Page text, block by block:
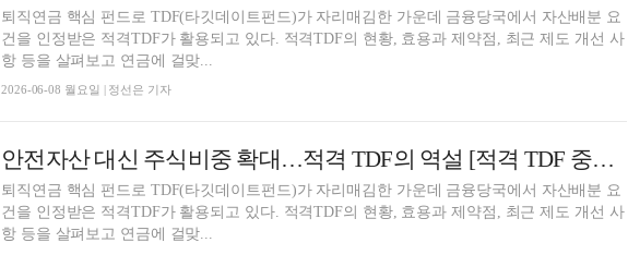
퇴직연금 핵심 펀드로 TDF(타깃데이트펀드)가 자리매김한 가운데 금융당국에서 자산배분 요
건을 인정받은 적격TDF가 활용되고 있다. 적격TDF의 현황, 효용과 제약점, 최근 제도 개선 사
항 등을 살펴보고 연금에 걸맞...
2026-06-08 월요일 | 정선은 기자
안전자산 대신 주식비중 확대…적격 TDF의 역설 [적격 TDF 중간점검 (상)]
퇴직연금 핵심 펀드로 TDF(타깃데이트펀드)가 자리매김한 가운데 금융당국에서 자산배분 요
건을 인정받은 적격TDF가 활용되고 있다. 적격TDF의 현황, 효용과 제약점, 최근 제도 개선 사
항 등을 살펴보고 연금에 걸맞...